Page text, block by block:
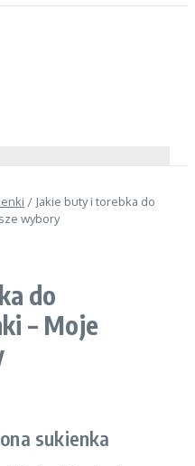
/ Jakie buty i torebka do
wybory
do
– Moje
sukienka